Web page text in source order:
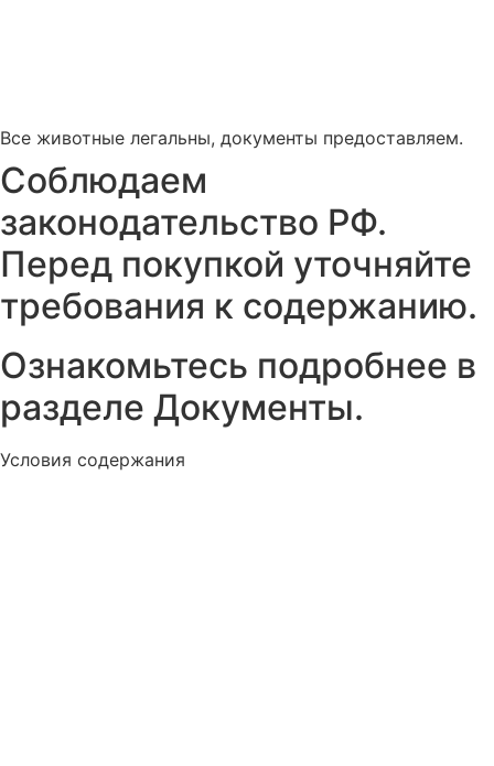
Все животные легальны, документы предоставляем.
Соблюдаем
законодательство РФ.
Перед покупкой уточняйте
требования к содержанию.
Ознакомьтесь подробнее в
разделе Документы.
Условия содержания